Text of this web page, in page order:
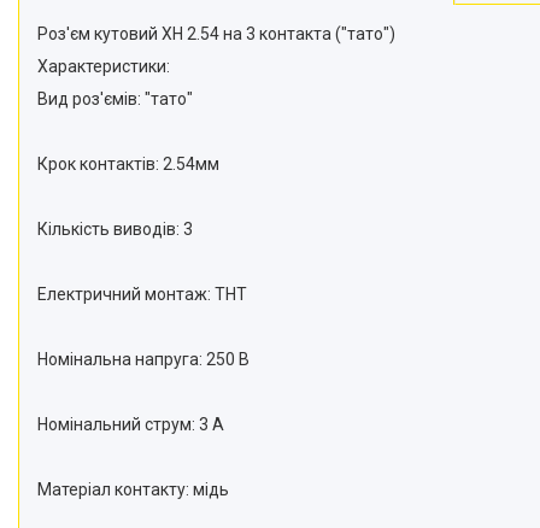
Роз'єм кутовий XH 2.54 на 3 контакта ("тато")
Характеристики:
Вид роз'ємів: "тато"
Крок контактів: 2.54мм
Кількість виводів: 3
Електричний монтаж: THT
Номінальна напруга: 250 В
Номінальний струм: 3 А
Матеріал контакту: мідь